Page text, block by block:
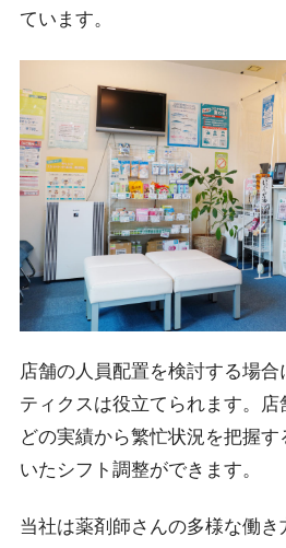
ています。
店舗の人員配置を検討する場合
ティクスは役立てられます。
どの実績から繁忙状況を把握
いたシフト調整ができます。
当社は薬剤師さんの多様な働